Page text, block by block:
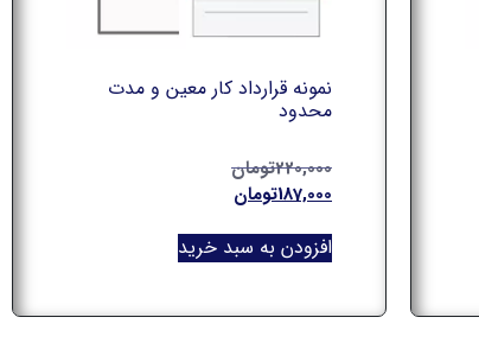
نمونه قرارداد کار معین و مدت
محدود
220,000تومان
187,000تومان
افزودن به سبد خرید